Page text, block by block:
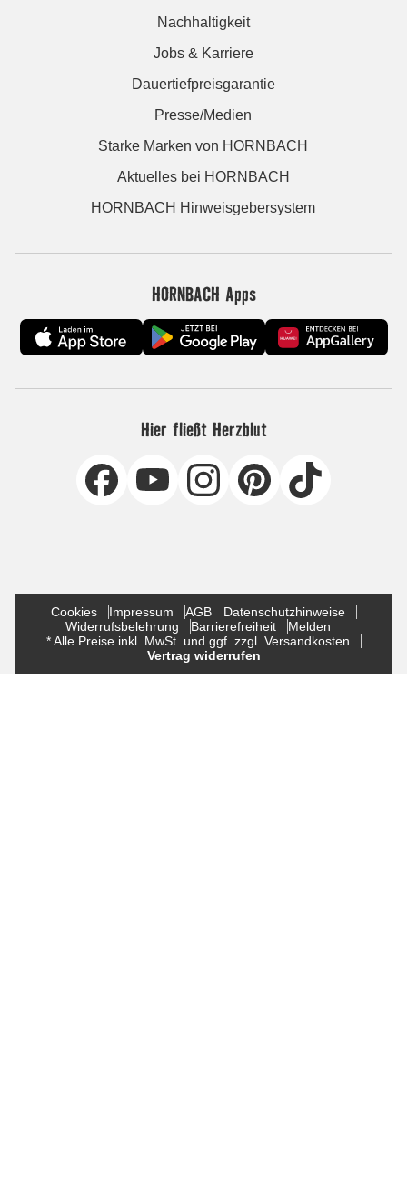
Nachhaltigkeit
Jobs & Karriere
Dauertiefpreisgarantie
Presse/Medien
Starke Marken von HORNBACH
Aktuelles bei HORNBACH
HORNBACH Hinweisgebersystem
HORNBACH Apps
Hier fließt Herzblut
Cookies Impressum AGB
Datenschutzhinweise
Widerrufsbelehrung
Barrierefreiheit
Melden
* Alle Preise inkl. MwSt. und ggf. zzgl. Versandkosten
Vertrag widerrufen